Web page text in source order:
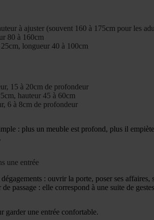
à ajuster (souvent 160 à 175cm pour les
80 à 160cm
longueur 40 à 100cm
15 à 20cm de profondeur
hauteur 45 à 60cm
6 à 8cm de profondeur
: plus un meuble est profond, plus il
une entrée
: ouvrir la porte, poser ses affaires,
passage : elle correspond à une suite de
garder une entrée confortable.